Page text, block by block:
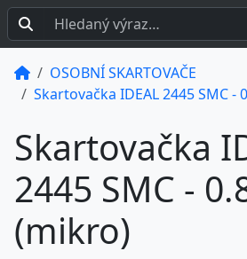
OSOBNÍ SKARTOVAČE
Skartovačka IDEAL 2445 SMC -
Skartovačka
2445 SMC -
(mikro)